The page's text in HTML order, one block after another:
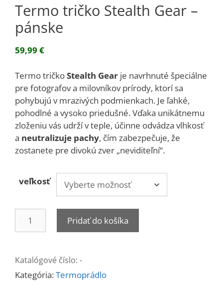
Termo tričko Stealth Gear –
pánske
59,99 €
Termo tričkoStealth Gear je navrhnuté špeciálne
pre fotografov a milovníkov prírody, ktorí sa
pohybujú v mrazivých podmienkach. Je ľahké,
pohodlné a vysoko priedušné. Vďaka unikátnemu
zloženiu vás udrží v teple, účinne odvádza vlhkosť
a neutralizuje pachy, čím zabezpečuje, že
zostanete pre divokú zver „neviditeľní“.
veľkosť
Termo
Gear
-
Pridať do košíka
Katalógové číslo: -
Kategória:Termoprádlo